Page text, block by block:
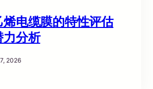
电缆膜的特性评估
力分析
2026